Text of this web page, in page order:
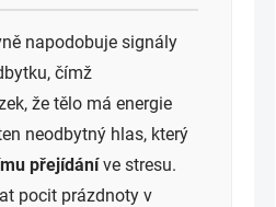
napodobuje signály
čímž
že tělo má energie
neodbytný hlas, který
přejídáníve stresu.
pocit prázdnoty v